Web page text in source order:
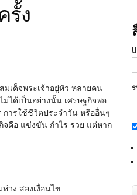
รั้ง
เด็จพระเจ้าอยู่หัว หลายคน
ม่ได้เป็นอย่างนั้น เศรษฐกิจพอ
การใช้ชีวิตประจำวัน หรืออื่นๆ
จคือ แข่งขัน กำไร รวย แต่หาก
วง สองเงื่อนไข